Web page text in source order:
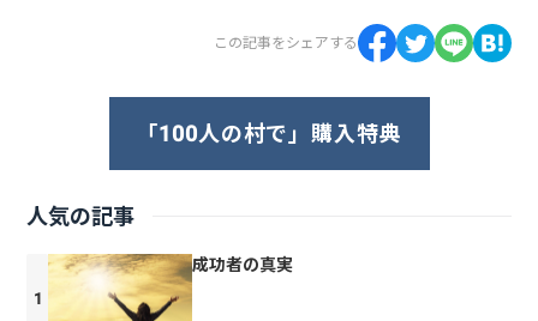
この記事をシェアする
「100人の村で」購入特典
人気の記事
成功者の真実